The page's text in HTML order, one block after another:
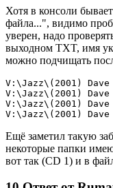
Хотя в консоли
файла...", видимо
уверен, надо
выходном TXT, имя
можно подчищать
V:\Jazz\(2001)
V:\Jazz\(2001)
V:\Jazz\(2001)
V:\Jazz\(2001)
Ещё заметил такую
некоторые папки
вот так (СD 1) и в